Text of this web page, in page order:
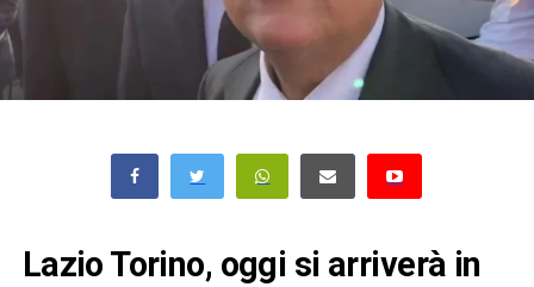
Lazio Torino, oggi si arriverà in